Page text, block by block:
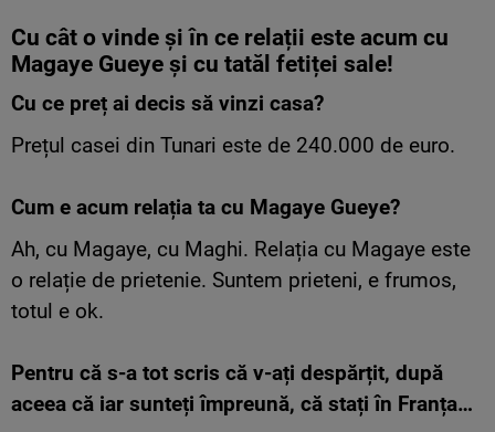
Cu cât o vinde și în ce relații este acum cu
Magaye Gueye și cu tatăl fetiței sale!
Cu ce preț ai decis să vinzi casa?
Prețul casei din Tunari este de 240.000 de euro.
Cum e acum relația ta cu Magaye Gueye?
Ah, cu Magaye, cu Maghi. Relația cu Magaye este
o relație de prietenie. Suntem prieteni, e frumos,
totul e ok.
Pentru că s-a tot scris că v-ați despărțit, după
aceea că iar sunteți împreună, că stați în Franța…